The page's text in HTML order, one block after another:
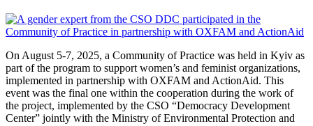
On August 5-7, 2025, a Community of Practice was held in Kyiv as
part of the program to support women’s and feminist organizations,
implemented in partnership with OXFAM and ActionAid. This
event was the final one within the cooperation during the work of
the project, implemented by the CSO “Democracy Development
Center” jointly with the Ministry of Environmental Protection and